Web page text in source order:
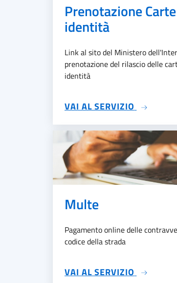
Prenotazione
identità
Link al sito del Ministero
prenotazione del rilascio delle
identità
VAI AL SERVIZIO SU
Multe
Pagamento online delle
codice della strada
VAI AL SERVIZIO SU MULTE